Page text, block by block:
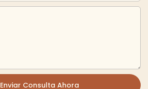
Enviar Consulta Ahora